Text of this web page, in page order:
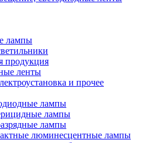
лампы
продукция
ленты
и прочее
лампы
лампы
лампы
люминесцентные лампы